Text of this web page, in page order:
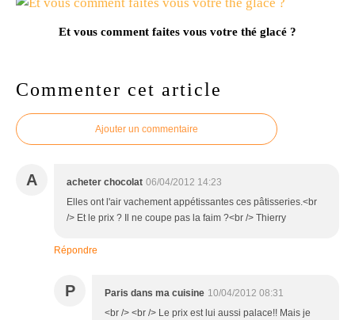
Et vous comment faites vous votre thé glacé ?
Commenter cet article
Ajouter un commentaire
A acheter chocolat 06/04/2012 14:23
Elles ont l'air vachement appétissantes ces pâtisseries.<br
/> Et le prix ? Il ne coupe pas la faim ?<br /> Thierry
Répondre
P Paris dans ma cuisine 10/04/2012 08:31
<br /> <br /> Le prix est lui aussi palace!! Mais je